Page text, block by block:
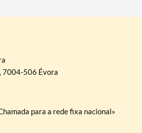
7004-506 Évora
para a rede fixa nacional»